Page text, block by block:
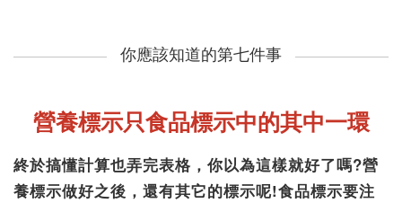
你應該知道的第七件事
營養標示只食品標示中的其中一環
終於搞懂計算也弄完表格，你以為這樣就好了嗎?營
養標示做好之後，還有其它的標示呢!食品標示要注